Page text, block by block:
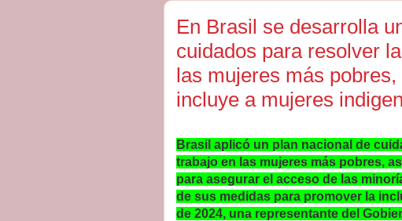
En Brasil se desarrolla
cuidados para resolver
las mujeres más
incluye a mujeres
Brasil aplicó un plan nacional de
trabajo en las mujeres más pobres,
para asegurar el acceso de las
de sus medidas para promover la
de 2024, una representante del